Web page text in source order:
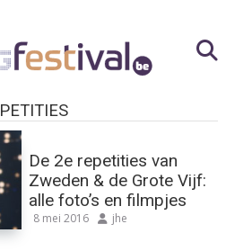
De 2e repetities van
Zweden & de Grote Vijf:
alle foto’s en filmpjes
8 mei 2016 jhe